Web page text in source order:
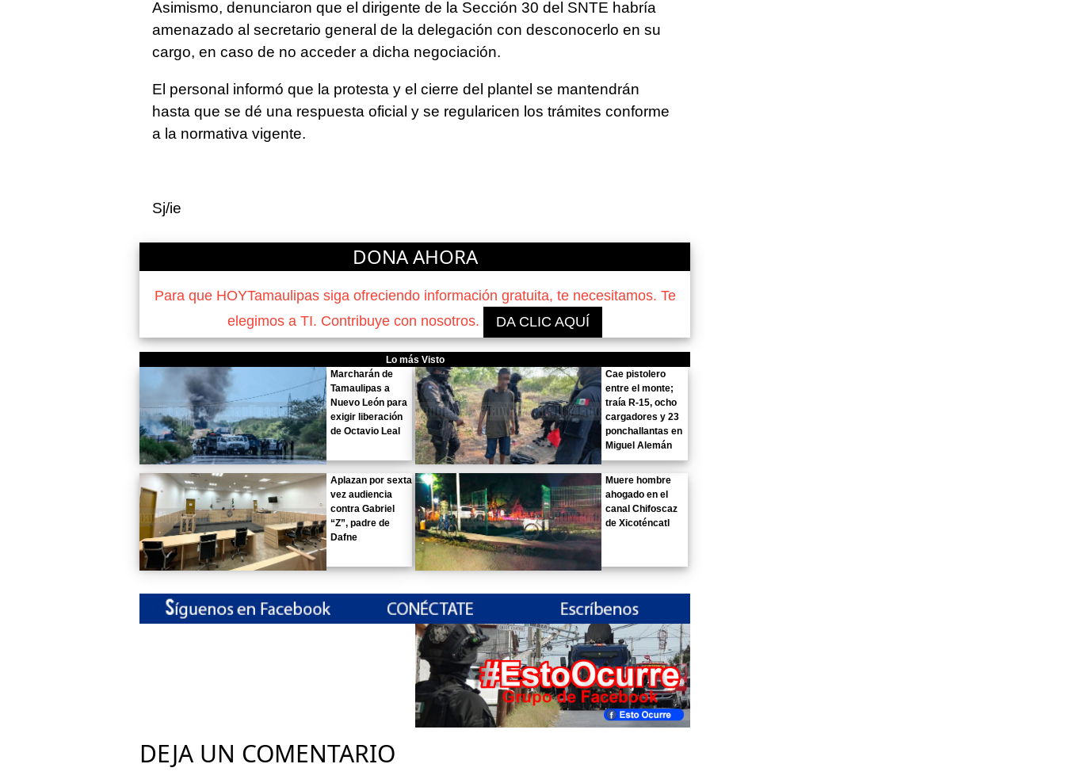
Asimismo, denunciaron que el dirigente de la Sección 30 del SNTE habría
amenazado al secretario general de la delegación con desconocerlo en su
cargo, en caso de no acceder a dicha negociación.
El personal informó que la protesta y el cierre del plantel se mantendrán
hasta que se dé una respuesta oficial y se regularicen los trámites conforme
a la normativa vigente.
Sj/ie
DONA AHORA
Para que HOYTamaulipas siga ofreciendo información gratuita, te necesitamos. Te
elegimos a TI. Contribuye con nosotros.
DA CLIC AQUÍ
Lo más Visto
Marcharán de
Tamaulipas a
Nuevo León para
exigir liberación
de Octavio Leal
Cae pistolero
entre el monte;
traía R-15, ocho
cargadores y 23
ponchallantas en
Miguel Alemán
Aplazan por sexta
vez audiencia
contra Gabriel
“Z”, padre de
Dafne
Muere hombre
ahogado en el
canal Chifoscaz
de Xicoténcatl
DEJA UN COMENTARIO